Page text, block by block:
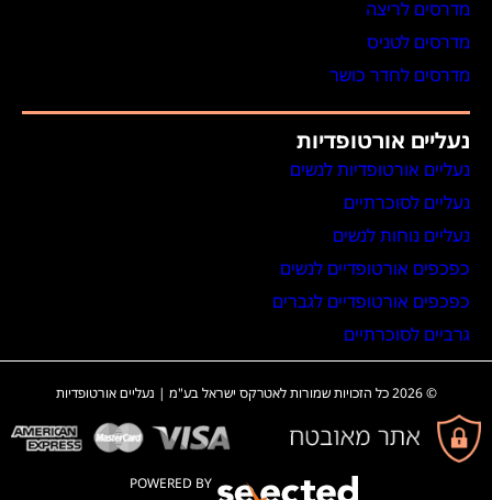
מדרסים לריצה
מדרסים לטניס
מדרסים לחדר כושר
נעליים אורטופדיות
נעליים אורטופדיות לנשים
נעליים לסוכרתיים
נעליים נוחות לנשים
כפכפים אורטופדיים לנשים
כפכפים אורטופדיים לגברים
גרביים לסוכרתיים
© 2026 כל הזכויות שמורות לאטרקס ישראל בע"מ | נעליים אורטופדיות
POWERED BY